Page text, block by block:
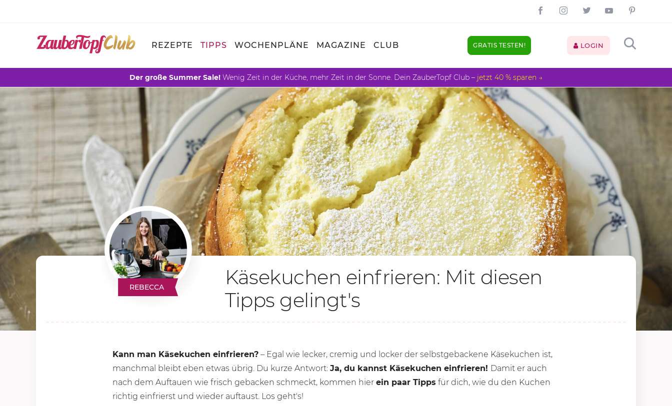
REZEPTE TIPPS WOCHENPLÄNE MAGAZINE CLUB GRATIS TESTEN! LOGIN
Der große Summer Sale! Wenig Zeit in der Küche, mehr Zeit in der Sonne. Dein ZauberTopf Club – jetzt 40 % sparen →
REBECCA
Käsekuchen einfrieren: Mit diesen
Tipps gelingt's
Kann man Käsekuchen einfrieren? – Egal wie lecker, cremig und locker der selbstgebackene Käsekuchen ist,
manchmal bleibt eben etwas übrig. Du kurze Antwort:Ja, du kannst Käsekuchen einfrieren! Damit er auch
nach dem Auftauen wie frisch gebacken schmeckt, kommen hierein paar Tipps für dich, wie du den Kuchen
richtig einfrierst und wieder auftaust. Los geht's!